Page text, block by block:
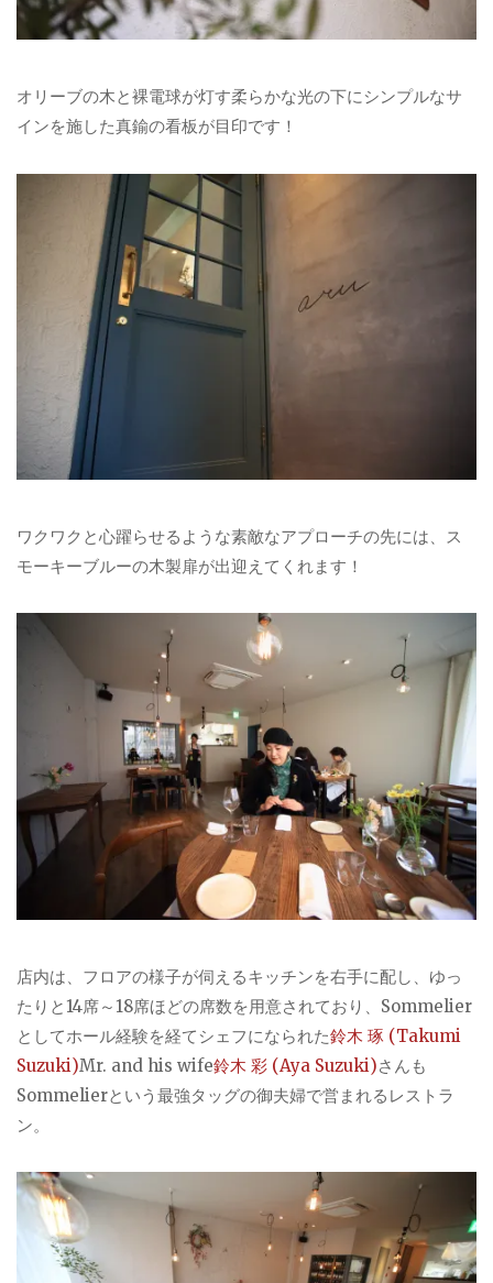
オリーブの木と裸電球が灯す柔らかな光の下にシンプルなサ
インを施した真鍮の看板が目印です！
ワクワクと心躍らせるような素敵なアプローチの先には、ス
モーキーブルーの木製扉が出迎えてくれます！
店内は、フロアの様子が伺えるキッチンを右手に配し、ゆっ
たりと14席～18席ほどの席数を用意されており、Sommelier
としてホール経験を経てシェフになられた鈴木 琢 (Takumi
Suzuki)Mr. and his wife鈴木 彩 (Aya Suzuki)さんも
Sommelierという最強タッグの御夫婦で営まれるレストラ
ン。